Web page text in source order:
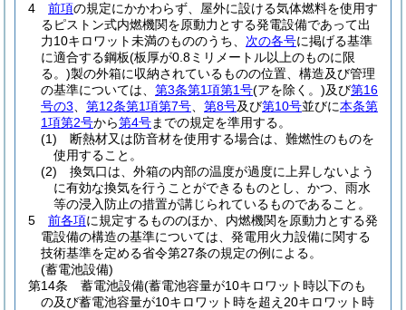
4
前項の規定にかかわらず、屋外に設ける気体燃料を使用す
るピストン式内燃機関を原動力とする発電設備であって出
力10キロワット未満のもののうち、 次の各号に掲げる基準
に適合する鋼板(板厚が0.8ミリメートル以上のものに限
る。)製の外箱に収納されているものの位置、構造及び管理
の基準については、 第3条第1項第1号(アを除く。)及び第16
号の3
第12条第1項第7号 第8号及び第10号並びに本条第
1項第2号から第4号までの規定を準用する。
(1)
断熱材又は防音材を使用する場合は、難燃性のものを
使用すること。
(2)
換気口は、外箱の内部の温度が過度に上昇しないよう
に有効な換気を行うことができるものとし、かつ、雨水
等の浸入防止の措置が講じられているものであること。
5
前各項に規定するもののほか、内燃機関を原動力とする発
電設備の構造の基準については、発電用火力設備に関する
技術基準を定める省令第27条の規定の例による。
(蓄電池設備)
第14条
蓄電池設備(蓄電池容量が10キロワット時以下のも
の及び蓄電池容量が10キロワット時を超え20キロワット時